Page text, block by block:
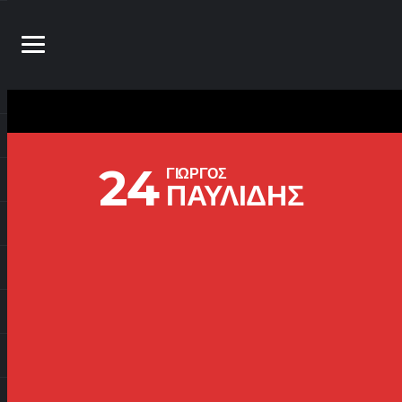
24 ΓΙΩΡΓΟΣ
ΠΑΥΛΙΔΗΣ